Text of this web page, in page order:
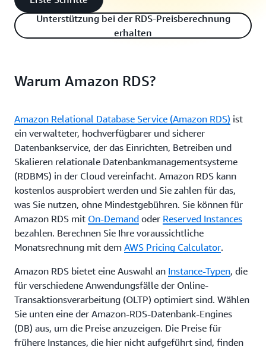
Unterstützung bei der RDS-Preisberechnung
erhalten
Warum Amazon RDS?
Amazon Relational Database Service (Amazon RDS) ist
ein verwalteter, hochverfügbarer und sicherer
Datenbankservice, der das Einrichten, Betreiben und
Skalieren relationale Datenbankmanagementsysteme
(RDBMS) in der Cloud vereinfacht. Amazon RDS kann
kostenlos ausprobiert werden und Sie zahlen für das,
was Sie nutzen, ohne Mindestgebühren. Sie können für
Amazon RDS mit On-Demand oder Reserved Instances
bezahlen. Berechnen Sie Ihre voraussichtliche
Monatsrechnung mit dem AWS Pricing Calculator.
Amazon RDS bietet eine Auswahl an Instance-Typen, die
für verschiedene Anwendungsfälle der Online-
Transaktionsverarbeitung (OLTP) optimiert sind. Wählen
Sie unten eine der Amazon-RDS-Datenbank-Engines
(DB) aus, um die Preise anzuzeigen. Die Preise für
frühere Instances, die hier nicht aufgeführt sind, finden